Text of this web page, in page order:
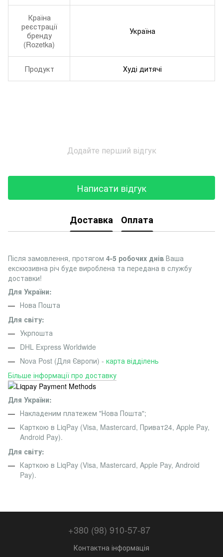
Країна
реєстрації
бренду
(Rozetka)
Україна
Продукт Худі дитячі
Додайте перший відгук
Написати відгук
Доставка Оплата
Після замовлення, протягом 4-5 робочих днів Ваша
екскюзивна річ буде вироблена та передана в службу
доставки!
Для України:
Нова Пошта
Для світу:
Укрпошта
DHL Express Worldwide
Nova Post (Для Європи) - карта відділень
Більше інформації про доставку
Для України:
Накладеним платежем "Нова Пошта";
Карткою в LiqPay (Visa, Mastercard, Приват24, Apple Pay,
Android Pay).
Для світу:
Карткою в LiqPay (Visa, Mastercard, Apple Pay, Android
Pay).
+380 (98) 910-57-87
Контактна інформація